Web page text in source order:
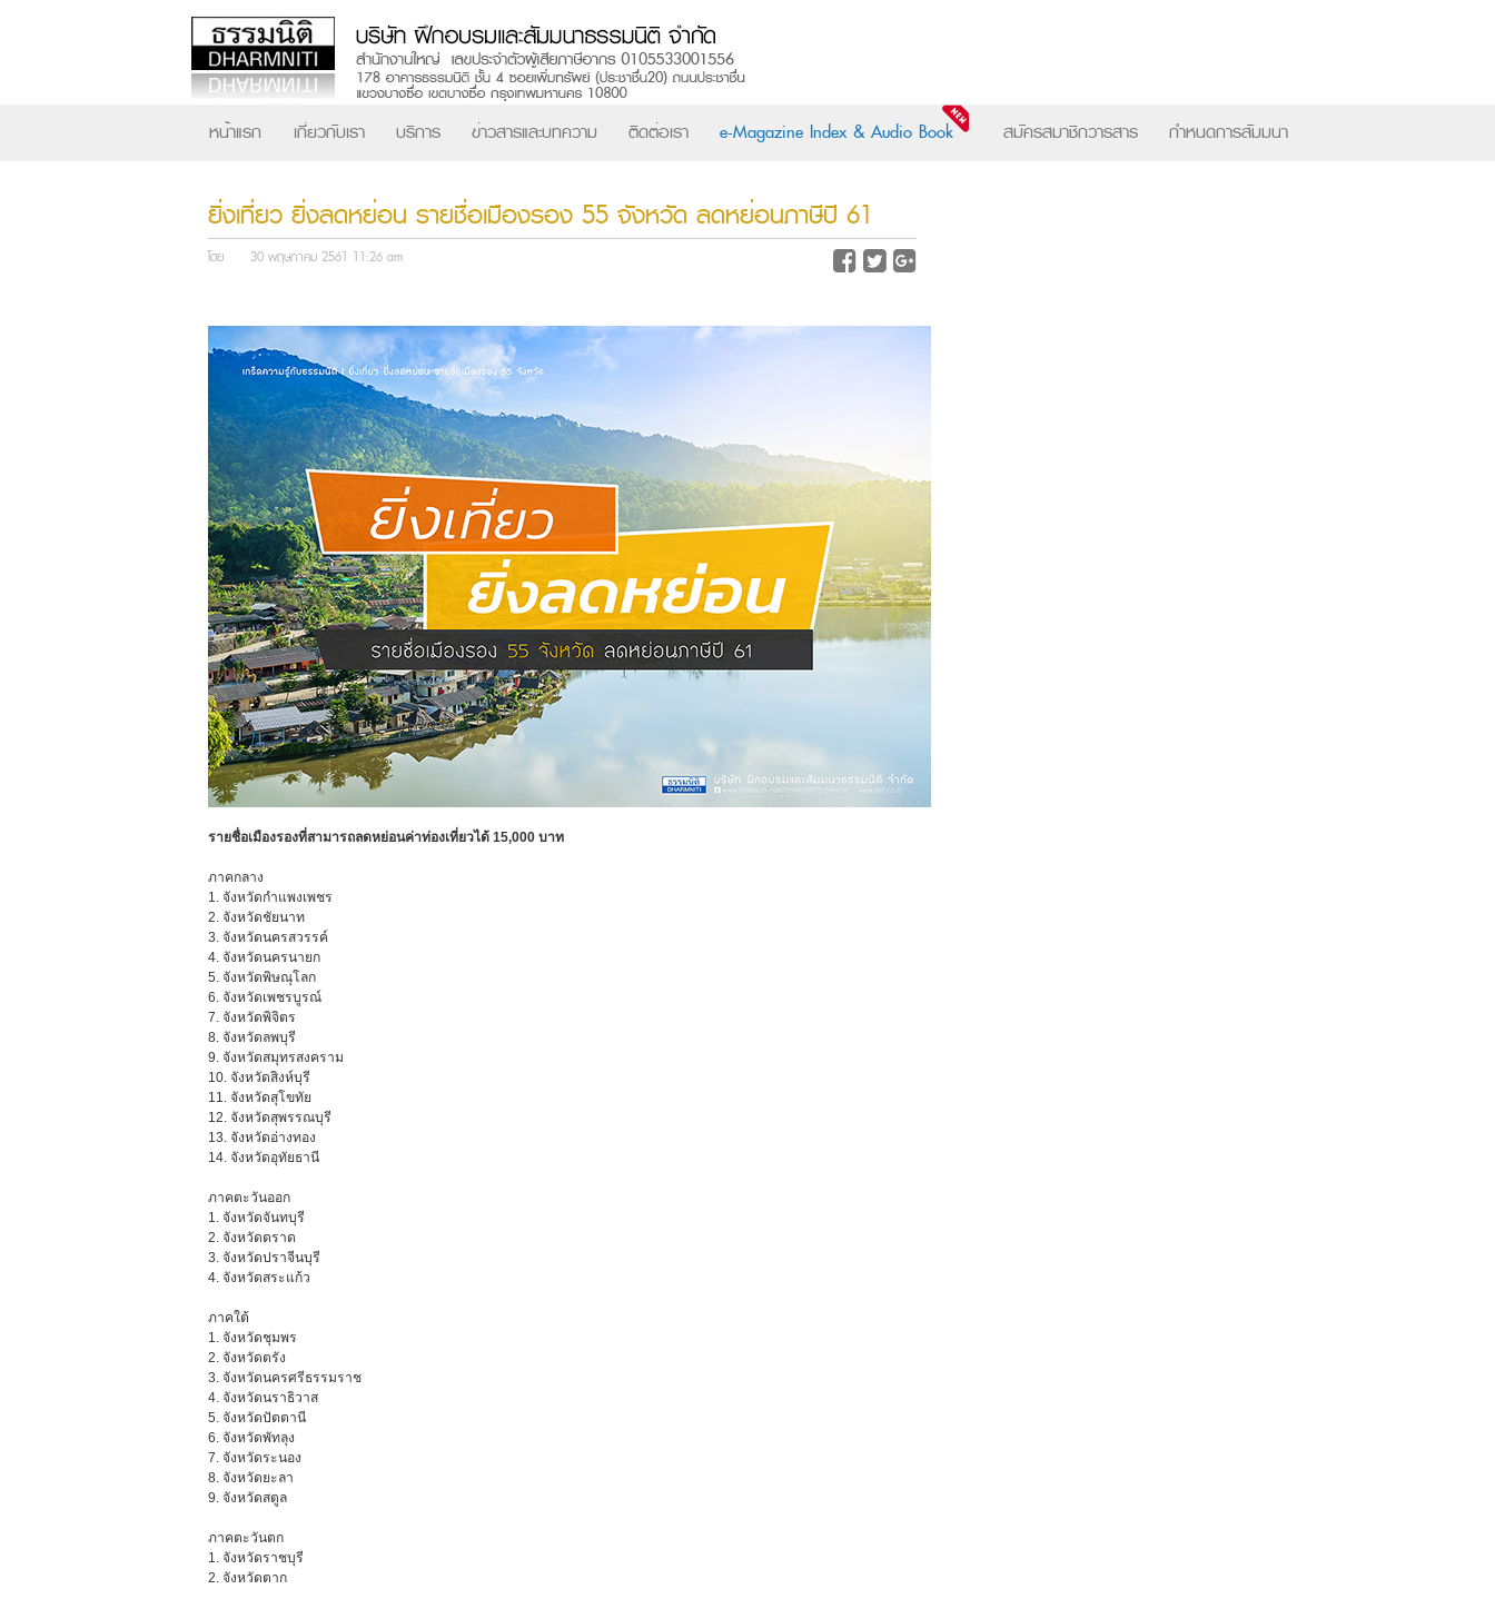
หน้าแรก เกี่ยวกับเรา บริการ ข่าวสารและบทความ ติดต่อเรา e-Magazine Index & Audio Book สมัครสมาชิกวารสาร กำหนดการสัมมนา
ยิ่งเที่ยว ยิ่งลดหย่อน รายชื่อเมืองรอง 55 จังหวัด ลดหย่อนภาษีปี 61
โดย 30 พฤษภาคม 2561 11:26 am
รายชื่อเมืองรองที่สามารถลดหย่อนค่าท่องเที่ยวได้ 15,000 บาท
ภาคกลาง
1. จังหวัดกําแพงเพชร
2. จังหวัดชัยนาท
3. จังหวัดนครสวรรค์
4. จังหวัดนครนายก
5. จังหวัดพิษณุโลก
6. จังหวัดเพชรบูรณ์
7. จังหวัดพิจิตร
8. จังหวัดลพบุรี
9. จังหวัดสมุทรสงคราม
10. จังหวัดสิงห์บุรี
11. จังหวัดสุโขทัย
12. จังหวัดสุพรรณบุรี
13. จังหวัดอ่างทอง
14. จังหวัดอุทัยธานี
ภาคตะวันออก
1. จังหวัดจันทบุรี
2. จังหวัดตราด
3. จังหวัดปราจีนบุรี
4. จังหวัดสระแก้ว
ภาคใต้
1. จังหวัดชุมพร
2. จังหวัดตรัง
3. จังหวัดนครศรีธรรมราช
4. จังหวัดนราธิวาส
5. จังหวัดปัตตานี
6. จังหวัดพัทลุง
7. จังหวัดระนอง
8. จังหวัดยะลา
9. จังหวัดสตูล
ภาคตะวันตก
1. จังหวัดราชบุรี
2. จังหวัดตาก